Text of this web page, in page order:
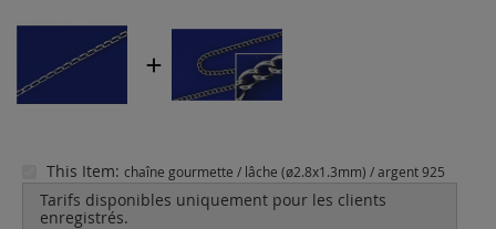
This Item: chaîne gourmette / lâche (ø2.8x1.3mm) / argent 925
Tarifs disponibles uniquement pour les clients
enregistrés.